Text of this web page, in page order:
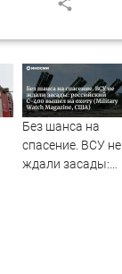
Без шанса на
спасение. ВСУ не
ждали засады: